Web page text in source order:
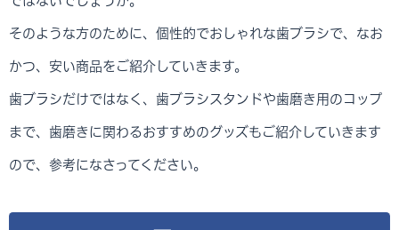
そのような方のために、個性的でおしゃれな歯ブラシで、なお
かつ、安い商品をご紹介していきます。
歯ブラシだけではなく、歯ブラシスタンドや歯磨き用のコップ
まで、歯磨きに関わるおすすめのグッズもご紹介していきます
ので、参考になさってください。